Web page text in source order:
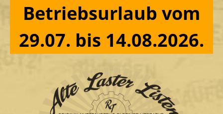
Zum Hauptinhalt springen
Betriebsurlaub vom
29.07. bis 14.08.2026.